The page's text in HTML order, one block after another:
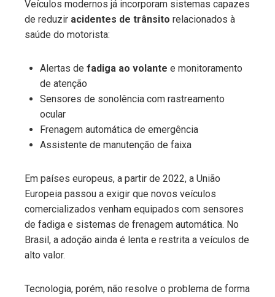
Veículos modernos já incorporam sistemas capazes
de reduzir acidentes de trânsito relacionados à
saúde do motorista:
Alertas de fadiga ao volante e monitoramento
de atenção
Sensores de sonolência com rastreamento
ocular
Frenagem automática de emergência
Assistente de manutenção de faixa
Em países europeus, a partir de 2022, a União
Europeia passou a exigir que novos veículos
comercializados venham equipados com sensores
de fadiga e sistemas de frenagem automática. No
Brasil, a adoção ainda é lenta e restrita a veículos de
alto valor.
Tecnologia, porém, não resolve o problema de forma